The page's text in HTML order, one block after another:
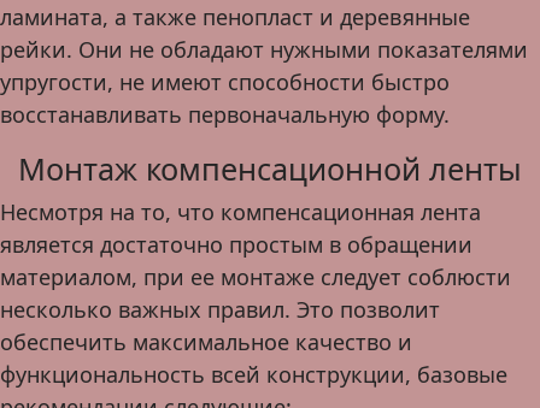
ламината, а также пенопласт и деревянные
рейки. Они не обладают нужными показателями
упругости, не имеют способности быстро
восстанавливать первоначальную форму.
Монтаж компенсационной ленты
Несмотря на то, что компенсационная лента
является достаточно простым в обращении
материалом, при ее монтаже следует соблюсти
несколько важных правил. Это позволит
обеспечить максимальное качество и
функциональность всей конструкции, базовые